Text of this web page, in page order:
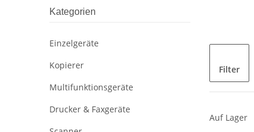
Filter
Auf Lager
Kategorien
Einzelgeräte
Kopierer
Multifunktionsgeräte
Drucker & Faxgeräte